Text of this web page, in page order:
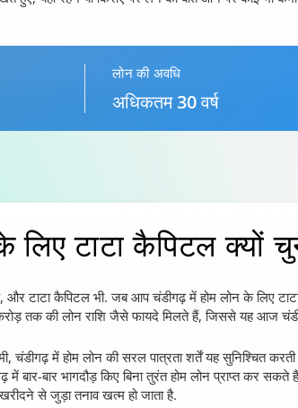
लोन की अवधि
अधिकतम 30 वर्ष
लिए टाटा कैपिटल क्यों
और टाटा कैपिटल भी. जब आप चंडीगढ़ में होम लोन के लिए
तक की लोन राशि जैसे फायदे मिलते हैं, जिससे यह आज
चंडीगढ़ में होम लोन की सरल पात्रता शर्तें यह सुनिश्चित
बार भागदौड़ किए बिना तुरंत होम लोन प्राप्त कर
से जुड़ा तनाव खत्म हो जाता है.